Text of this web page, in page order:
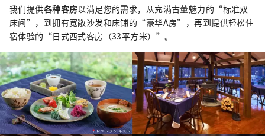
我们提供各种客房以满足您的需求，从充满古董魅力的“标准双
床间”，到拥有宽敞沙发和床铺的“豪华A房”，再到提供轻松住
宿体验的“日式西式客房（33平方米）”。